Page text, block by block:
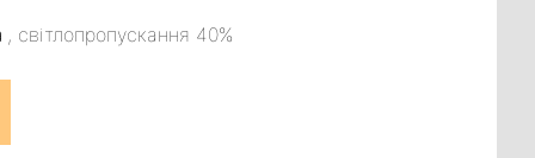
, світлопропускання 40%